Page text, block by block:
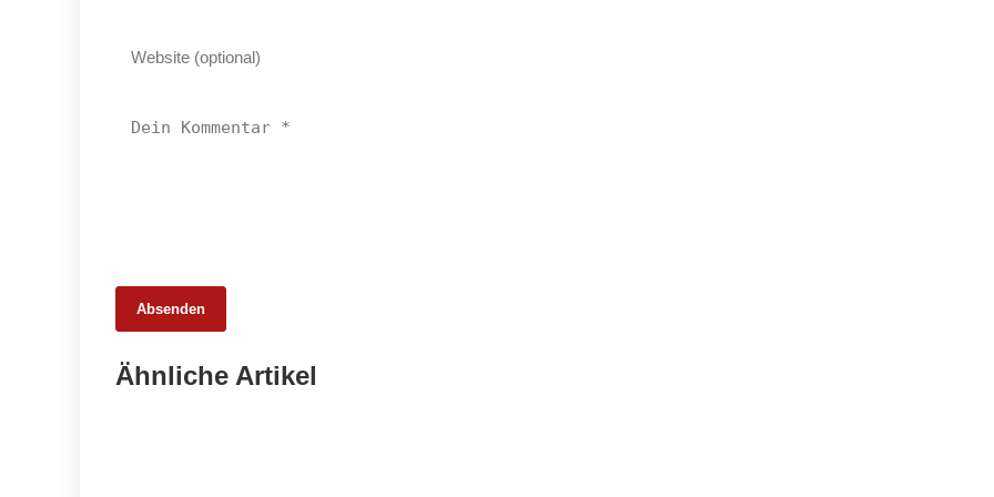
Absenden
Ähnliche Artikel
AK-Test zeigt Schwächen bei Veggie-